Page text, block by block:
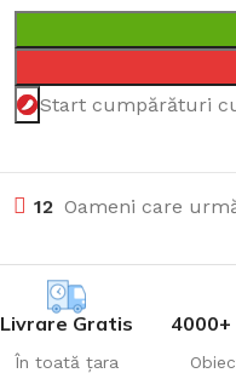
Start cumpărături
12 Oameni care
Livrare Gratis
În toată țara